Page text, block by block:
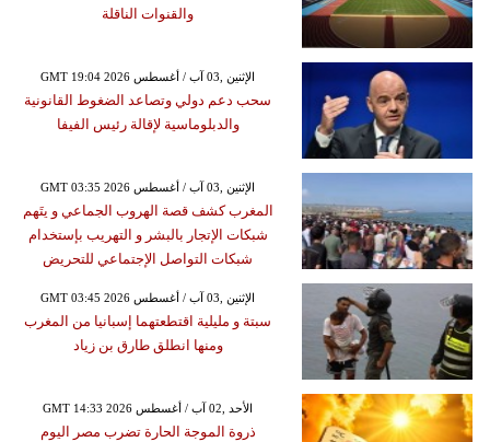
والقنوات الناقلة
GMT 19:04 2026 الإثنين ,03 آب / أغسطس
سحب دعم دولي وتصاعد الضغوط القانونية
والدبلوماسية لإقالة رئيس الفيفا
GMT 03:35 2026 الإثنين ,03 آب / أغسطس
المغرب كشف قصة الهروب الجماعي و يتَهم
شبكات الإتجار بالبشر و التهريب بإستخدام
شبكات التواصل الإجتماعي للتحريض
GMT 03:45 2026 الإثنين ,03 آب / أغسطس
سبتة و مليلية اقتطعتهما إسبانيا من المغرب
ومنها انطلق طارق بن زياد
GMT 14:33 2026 الأحد ,02 آب / أغسطس
ذروة الموجة الحارة تضرب مصر اليوم